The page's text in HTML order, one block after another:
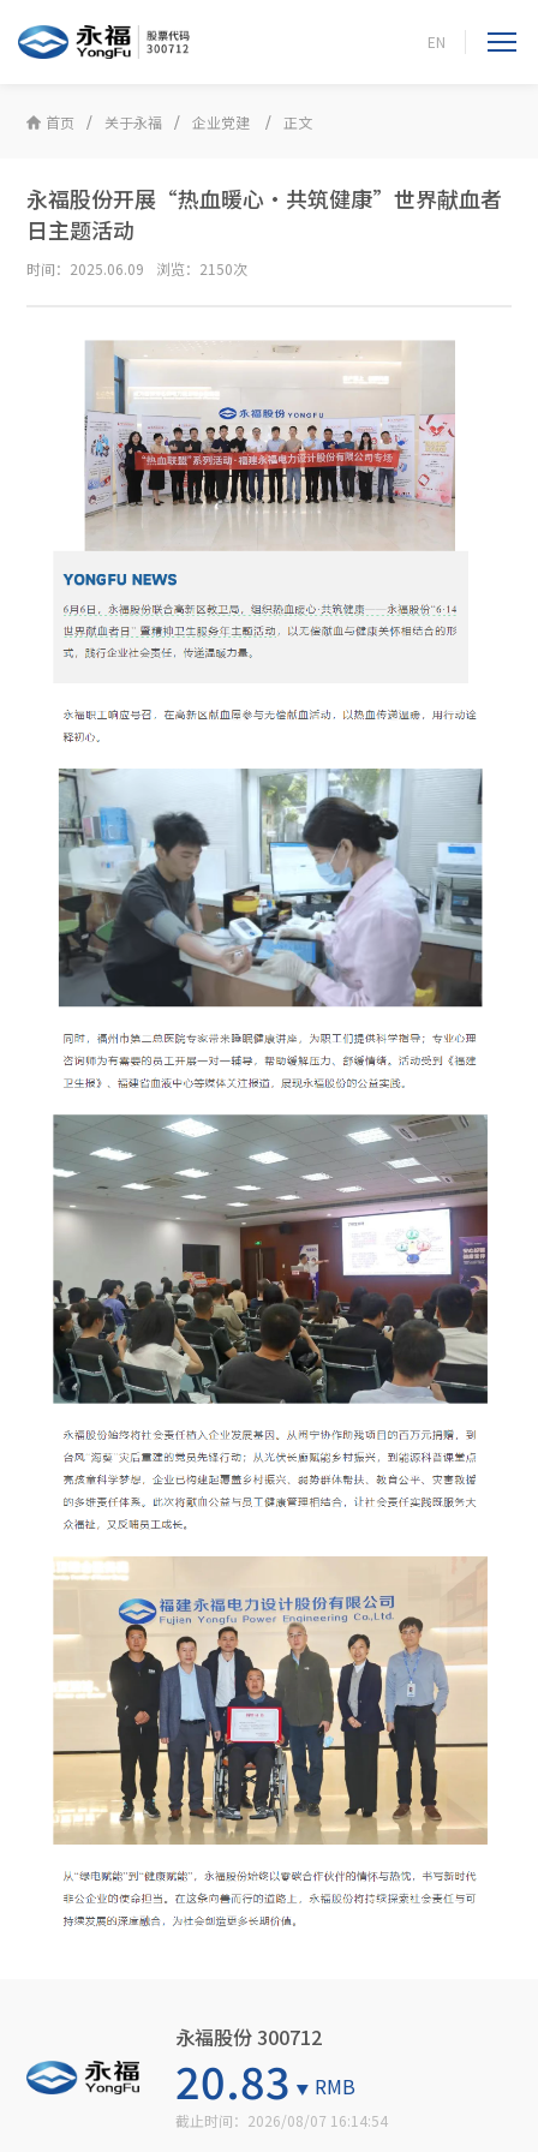
EN
首页 关于永福 企业党建 正文
永福股份开展“热血暖心·共筑健康”世界献血者
日主题活动
时间：2025.06.09 浏览：2150次
永福股份 300712
20.83 RMB
截止时间： 2026/08/07 16:14:54